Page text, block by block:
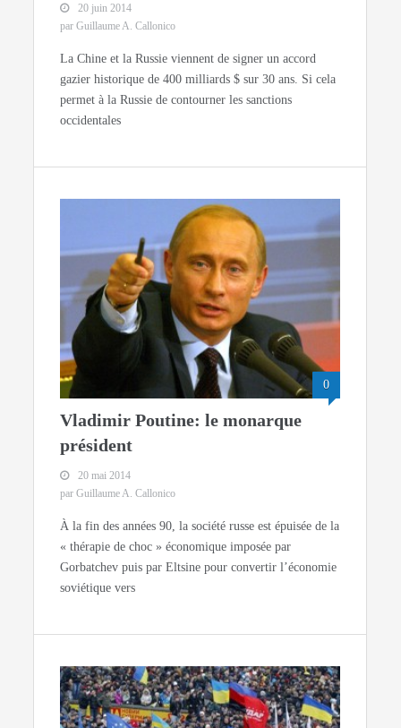
20 juin 2014
par Guillaume A. Callonico
La Chine et la Russie viennent de signer un accord
gazier historique de 400 milliards $ sur 30 ans. Si cela
permet à la Russie de contourner les sanctions
occidentales
0
Vladimir Poutine: le monarque
président
20 mai 2014
par Guillaume A. Callonico
À la fin des années 90, la société russe est épuisée de la
« thérapie de choc » économique imposée par
Gorbatchev puis par Eltsine pour convertir l’économie
soviétique vers